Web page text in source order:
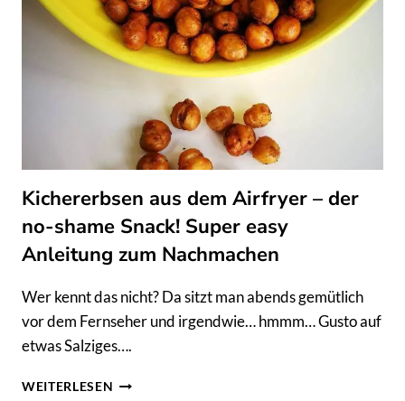
KALORIEN
UND
EIN
ABSOLUTER
GLÜCKLICHMACHER
Kichererbsen aus dem Airfryer – der
no-shame Snack! Super easy
Anleitung zum Nachmachen
Wer kennt das nicht? Da sitzt man abends gemütlich
vor dem Fernseher und irgendwie… hmmm… Gusto auf
etwas Salziges….
WEITERLESEN KICHERERBSEN